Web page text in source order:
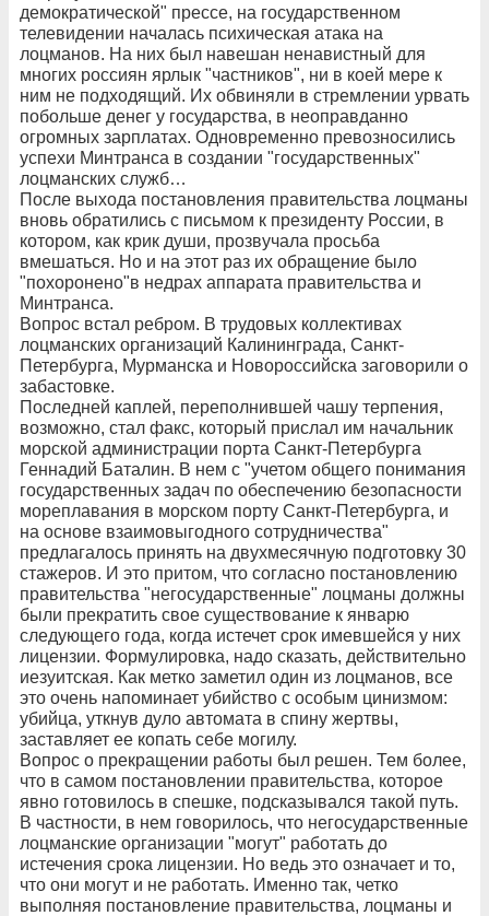
демократической" прессе, на государственном
телевидении началась психическая атака на
лоцманов. На них был навешан ненавистный для
многих россиян ярлык "частников", ни в коей мере к
ним не подходящий. Их обвиняли в стремлении урвать
побольше денег у государства, в неоправданно
огромных зарплатах. Одновременно превозносились
успехи Минтранса в создании "государственных"
лоцманских служб…
После выхода постановления правительства лоцманы
вновь обратились с письмом к президенту России, в
котором, как крик души, прозвучала просьба
вмешаться. Но и на этот раз их обращение было
"похоронено"в недрах аппарата правительства и
Минтранса.
Вопрос встал ребром. В трудовых коллективах
лоцманских организаций Калининграда, Санкт-
Петербурга, Мурманска и Новороссийска заговорили о
забастовке.
Последней каплей, переполнившей чашу терпения,
возможно, стал факс, который прислал им начальник
морской администрации порта Санкт-Петербурга
Геннадий Баталин. В нем с "учетом общего понимания
государственных задач по обеспечению безопасности
мореплавания в морском порту Санкт-Петербурга, и
на основе взаимовыгодного сотрудничества"
предлагалось принять на двухмесячную подготовку 30
стажеров. И это притом, что согласно постановлению
правительства "негосударственные" лоцманы должны
были прекратить свое существование к январю
следующего года, когда истечет срок имевшейся у них
лицензии. Формулировка, надо сказать, действительно
иезуитская. Как метко заметил один из лоцманов, все
это очень напоминает убийство с особым цинизмом:
убийца, уткнув дуло автомата в спину жертвы,
заставляет ее копать себе могилу.
Вопрос о прекращении работы был решен. Тем более,
что в самом постановлении правительства, которое
явно готовилось в спешке, подсказывался такой путь.
В частности, в нем говорилось, что негосударственные
лоцманские организации "могут" работать до
истечения срока лицензии. Но ведь это означает и то,
что они могут и не работать. Именно так, четко
выполняя постановление правительства, лоцманы и